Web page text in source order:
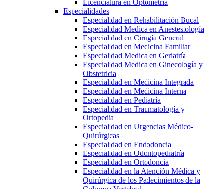
Licenciatura en Optometría
Especialidades
Especialidad en Rehabilitación Bucal
Especialidad Medica en Anestesiología
Especialidad en Cirugía General
Especialidad en Medicina Familiar
Especialidad Medica en Geriatría
Especialidad Medica en Ginecología y
Obstetricia
Especialidad en Medicina Integrada
Especialidad en Medicina Interna
Especialidad en Pediatría
Especialidad en Traumatología y
Ortopedia
Especialidad en Urgencias Médico-
Quirúrgicas
Especialidad en Endodoncia
Especialidad en Odontopediatría
Especialidad en Ortodoncia
Especialidad en la Atención Médica y
Quirúrgica de los Padecimientos de la